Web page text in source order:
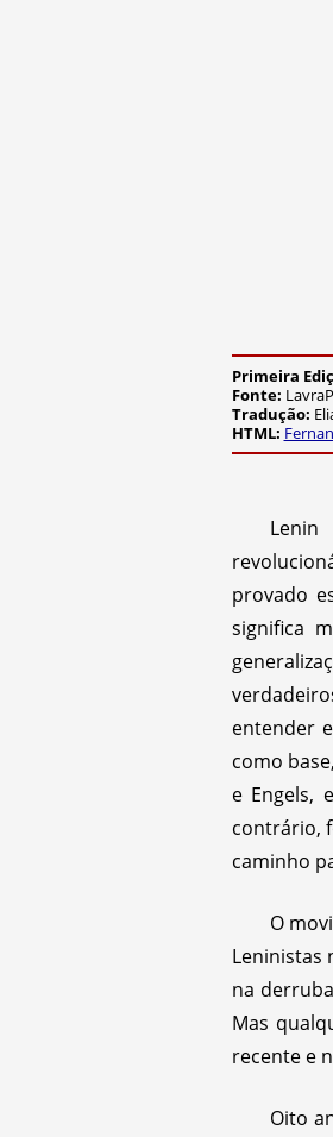
Primeira
Fonte:
Tradução:
HTML:
Lenin
provado
significa
entender
como
e Engels,
contrário,
caminho
O
Leninistas
na
Mas
recente e
Oito